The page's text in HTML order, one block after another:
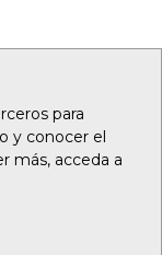
para
y conocer el
más, acceda a